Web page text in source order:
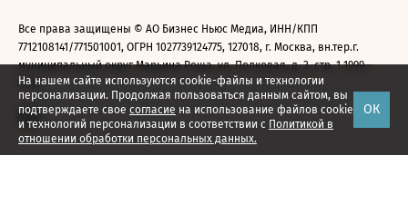
На нашем сайте используются cookie-файлы и технологии
персонализации. Продолжая пользоваться данным сайтом, вы
подтверждаете свое согласие на использование файлов cookie
и технологий персонализации в соответствии с Политикой в
отношении обработки персональных данных.
ОК
Все права защищены © АО Бизнес Ньюс Медиа, ИНН/КПП
7712108141/771501001, ОГРН 1027739124775, 127018, г. Москва, вн.тер.г.
муниципальный округ Марьина Роща, ул. Полковая, д. 3, стр. 1 1999—
2026